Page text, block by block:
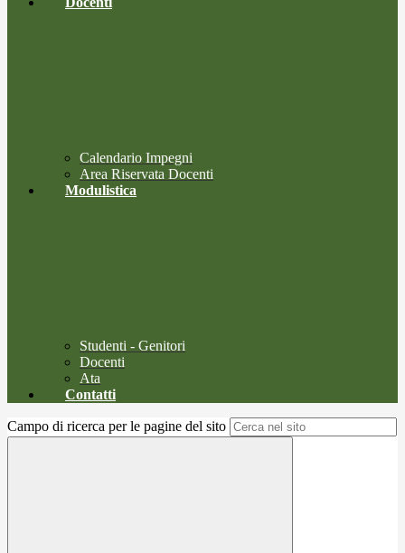
Calendario Impegni
Area Riservata Docenti
Modulistica
Studenti - Genitori
Docenti
Ata
Contatti
Campo di ricerca per le pagine del sito